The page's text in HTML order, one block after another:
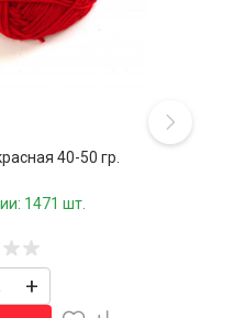
40-50 гр.
1471 шт.
+